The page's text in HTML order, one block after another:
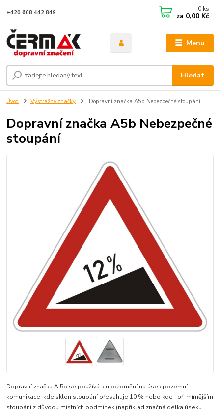
Menu
Hledat
+420 608 442 849 0 ks
za 0,00 Kč
Úvod Výstražné značky Dopravní značka A5b Nebezpečné stoupání
Dopravní značka A5b Nebezpečné
stoupání
Dopravní značka A 5b se používá k upozornění na úsek pozemní
komunikace, kde sklon stoupání přesahuje 10 % nebo kde i při mírnějším
stoupání z důvodu místních podmínek (například značná délka úseku